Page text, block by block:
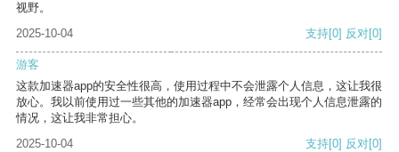
视野。
2025-10-04
支持[0] 反对[0]
游客
这款加速器app的安全性很高，使用过程中不会泄露个人信息，这让我很
放心。我以前使用过一些其他的加速器app，经常会出现个人信息泄露的
情况，这让我非常担心。
2025-10-04
支持[0] 反对[0]